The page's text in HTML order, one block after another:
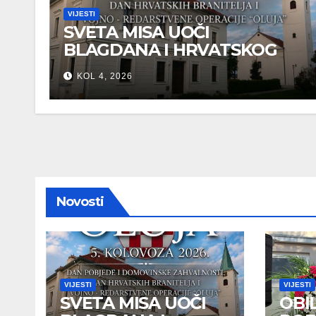
VIJESTI
SVETA MISA UOČI
BLAGDANA I HRVATSKOG
PRAZNIKA SLOBODE
KOL 4, 2026
Novosti
VIJESTI
SVETA MISA UOČI
VIJESTI